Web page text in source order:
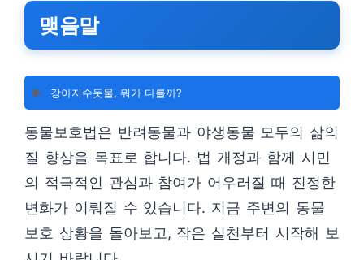
맺음말
▶️ 강아지수돗물, 뭐가 다를까?
동물보호법은 반려동물과 야생동물 모두의 삶의
질 향상을 목표로 합니다. 법 개정과 함께 시민
의 적극적인 관심과 참여가 어우러질 때 진정한
변화가 이뤄질 수 있습니다. 지금 주변의 동물
보호 상황을 돌아보고, 작은 실천부터 시작해 보